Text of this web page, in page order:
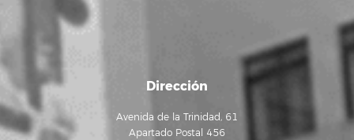
Dirección
Avenida de la Trinidad, 61
Apartado Postal 456